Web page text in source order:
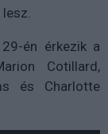
én érkezik a
Cotillard,
és Charlotte